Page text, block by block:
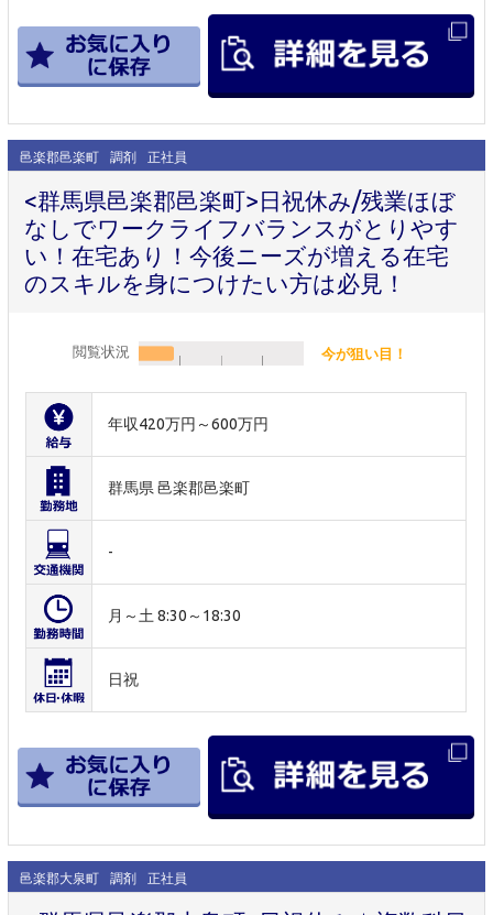
邑楽郡邑楽町 調剤 正社員
<群馬県邑楽郡邑楽町>日祝休み/残業ほぼ
なしでワークライフバランスがとりやす
い！在宅あり！今後ニーズが増える在宅
のスキルを身につけたい方は必見！
閲覧状況 今が狙い目！
年収420万円～600万円
群馬県 邑楽郡邑楽町
-
月～土 8:30～18:30
日祝
邑楽郡大泉町 調剤 正社員